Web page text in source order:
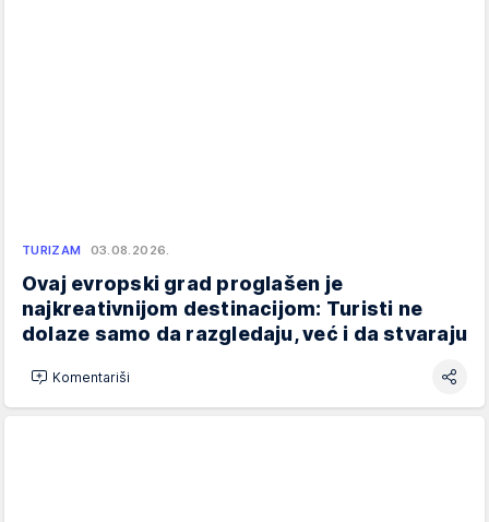
TURIZAM 03.08.2026.
Ovaj evropski grad proglašen je
najkreativnijom destinacijom: Turisti ne
dolaze samo da razgledaju, već i da stvaraju
Komentariši